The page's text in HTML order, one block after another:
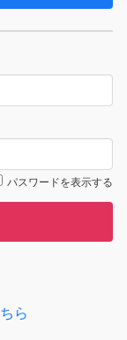
パスワードを表示する
ら